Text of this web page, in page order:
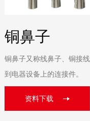
铜鼻子
铜鼻子又称线鼻子、铜接
到电器设备上的连接件。
资料下载